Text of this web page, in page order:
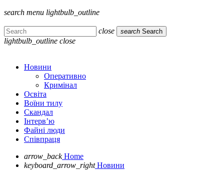
search menu lightbulb_outline
close search Search
lightbulb_outline close
Новини
Оперативно
Кримінал
Освіта
Воїни тилу
Скандал
Інтерв’ю
Файні люди
Співпраця
arrow_back Home
keyboard_arrow_right Новини